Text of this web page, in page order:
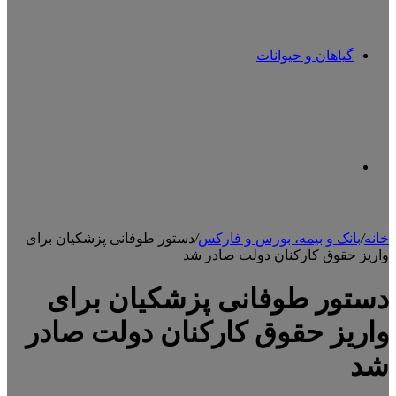
گیاهان و حیوانات
پوسته
خانه/بانک و بیمه، بورس و فارکس/دستور طوفانی پزشکیان برای
واریز حقوق کارکنان دولت صادر شد
دستور طوفانی پزشکیان برای
واریز حقوق کارکنان دولت صادر
شد